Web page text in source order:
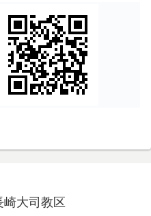
崎大司教区